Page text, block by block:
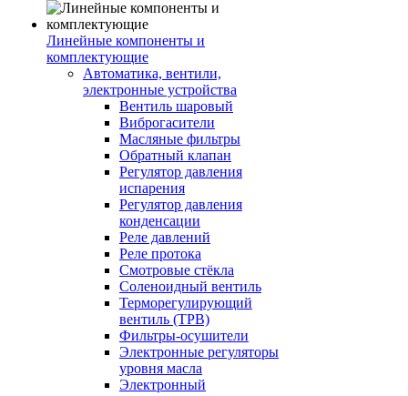
Линейные компоненты и
комплектующие
Автоматика, вентили,
электронные устройства
Вентиль шаровый
Виброгасители
Масляные фильтры
Обратный клапан
Регулятор давления
испарения
Регулятор давления
конденсации
Реле давлений
Реле протока
Смотровые стёкла
Соленоидный вентиль
Терморегулирующий
вентиль (ТРВ)
Фильтры-осушители
Электронные регуляторы
уровня масла
Электронный